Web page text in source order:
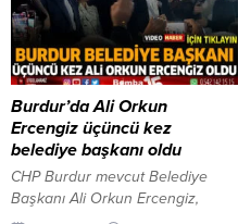
Burdur’da Ali Orkun
Ercengiz üçüncü kez
belediye başkanı oldu
CHP Burdur mevcut Belediye
Başkanı Ali Orkun Ercengiz,
Burdur merkez Cumhuriyet